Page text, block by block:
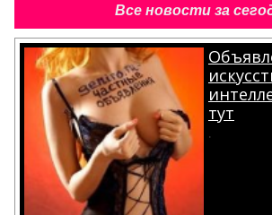
Все новости за
тут
.